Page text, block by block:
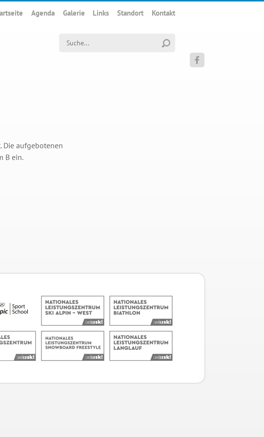
Agenda Galerie Links Standort Kontakt
Suchwort

Die aufgebotenen
B ein.